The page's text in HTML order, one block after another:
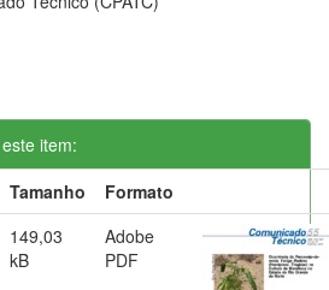
item:
Tamanho
Formato
149,03
kB
Adobe
PDF